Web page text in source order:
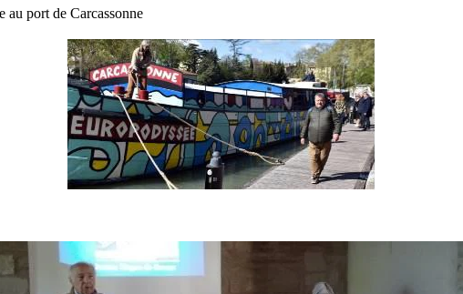
au port de Carcassonne